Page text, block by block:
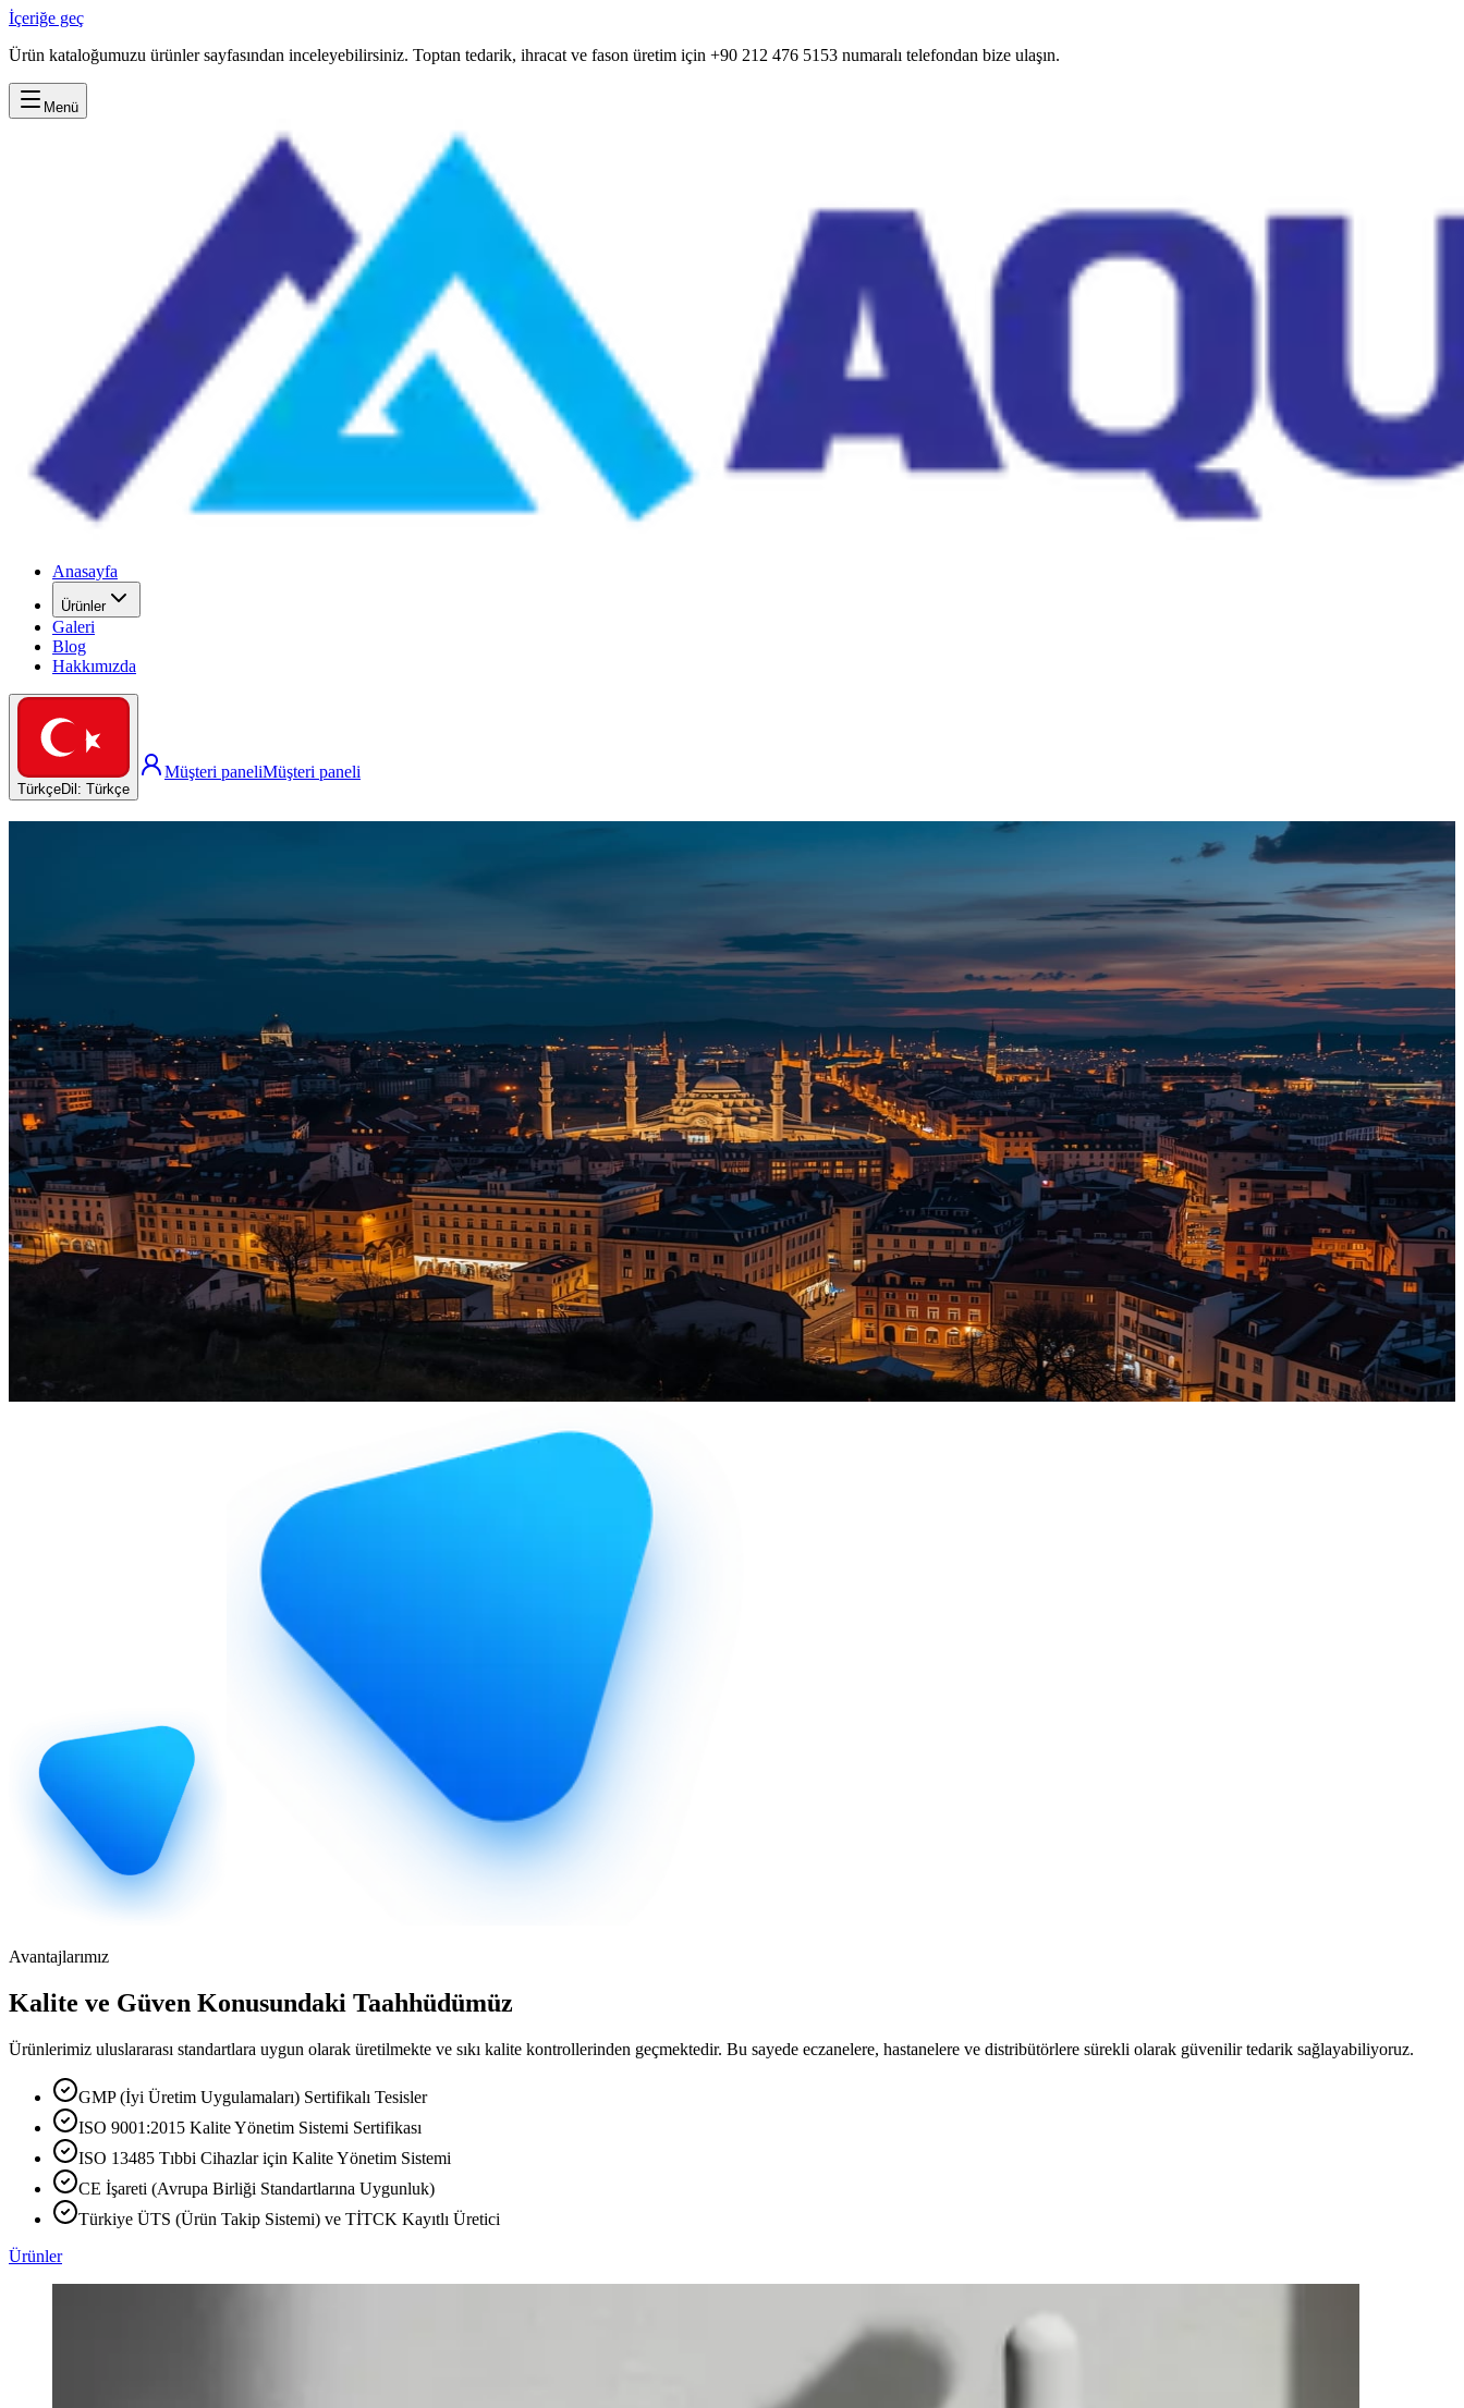
İçeriğe geç
Ürün kataloğumuzu ürünler sayfasından inceleyebilirsiniz. Toptan tedarik, ihracat ve fason üretim için +90 212 476 5153 numaralı telefondan bize ulaşın.
Menü
Anasayfa
Ürünler
Galeri
Blog
Hakkımızda
TürkçeDil: Türkçe
Müşteri paneliMüşteri paneli
ISO 13485 ve CE ile belgelenmiş kalite yönetim sistemi
Eczane, hastane ve distribütörlere kesintisiz tedarik
2011'den bu yana üretiyor, 100+ ülkeye ihraç ediyoruz
Kesintisiz üretim, düzenli ve zamanında sevkiyat
İhracata uygun etiketleme ve beş dilde ürün dokümantasyonu
Numune talep edin
Kendi markanız için üretiyoruz
Formülasyondan dolum ve etiketlemeye kadar fason üretim
Minimum sipariş adedi ürüne göre belirlenir
Slayt 1 / 3
Avantajlarımız
Kalite ve Güven Konusundaki Taahhüdümüz
Ürünlerimiz uluslararası standartlara uygun olarak üretilmekte ve sıkı kalite kontrollerinden geçmektedir. Bu sayede eczanelere, hastanelere ve distribütörlere sürekli olarak güvenilir tedarik sağlayabiliyoruz.
GMP (İyi Üretim Uygulamaları) Sertifikalı Tesisler
ISO 9001:2015 Kalite Yönetim Sistemi Sertifikası
ISO 13485 Tıbbi Cihazlar için Kalite Yönetim Sistemi
CE İşareti (Avrupa Birliği Standartlarına Uygunluk)
Türkiye ÜTS (Ürün Takip Sistemi) ve TİTCK Kayıtlı Üretici
Ürünler